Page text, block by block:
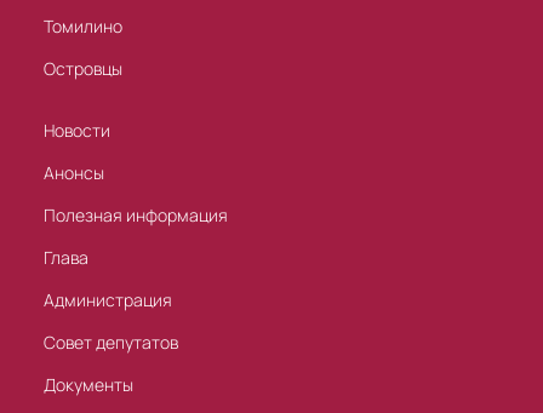
Томилино
Островцы
Новости
Анонсы
Полезная информация
Глава
Администрация
Совет депутатов
Документы